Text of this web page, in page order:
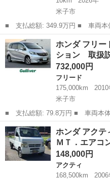
米子市
■ 支払総額: 349.9万円 ■ 車両本体価格： 3,366,000 円 ■ メーカ
ー名： ホンダ ■ 車種名： ヴ
Ｖ Ｚ 全周囲カメラ 衝突被害
ート ハ...
鳥取 米子市 その他
ホンダ フリ
ション 取扱
732,000円
フリード
175,000km
2010
米子市
■ 支払総額: 79.8万円 ■ 車両本体価格： 732,000 円 ■ メーカー
名： ホンダ ■ 車種名： フリ
ロ ジャストセレクション 取扱説
ｏｏｔｈ ＣＤ...
鳥取 米子市 フリード
ホンダ アク
ＭＴ．エアコ
148,000円
アクティ
168,500km
2006